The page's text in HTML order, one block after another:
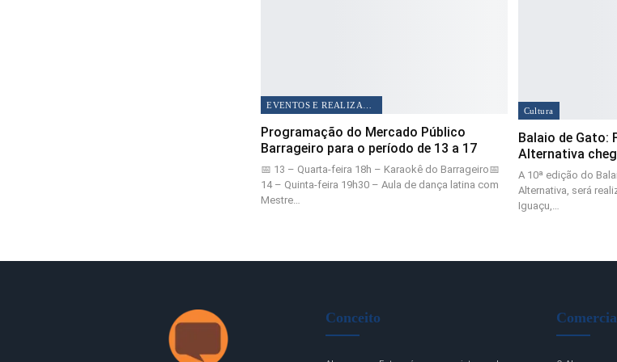
Programação do Mercado Público
Barrageiro para o período de 13 a 17
📅 13 – Quarta-feira 18h – Karaokê do Barrageiro📅
14 – Quinta-feira 19h30 – Aula de dança latina com
Mestre…
Cultura
Balaio de Gato:
Alternativa
A 10ª edição do
Alternativa, será
Iguaçu,…
Conceito